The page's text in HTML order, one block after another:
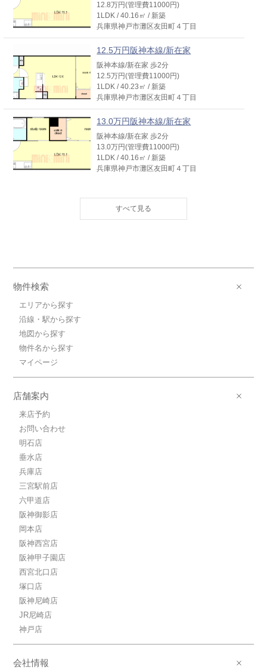
12.8万円(管理費11000円)
1LDK / 40.16㎡ / 新築
兵庫県神戸市灘区友田町４丁目
12.5万円阪神本線/新在家
阪神本線/新在家 歩2分
12.5万円(管理費11000円)
1LDK / 40.23㎡ / 新築
兵庫県神戸市灘区友田町４丁目
13.0万円阪神本線/新在家
阪神本線/新在家 歩2分
13.0万円(管理費11000円)
1LDK / 40.16㎡ / 新築
兵庫県神戸市灘区友田町４丁目
阪神本線/新在家 歩2分
13.0万円(管理費11000円)
物件検索
エリアから探す
沿線・駅から探す
地図から探す
物件名から探す
マイページ
店舗案内
来店予約
お問い合わせ
明石店
垂水店
兵庫店
三宮駅前店
六甲道店
阪神御影店
岡本店
阪神西宮店
阪神甲子園店
西宮北口店
塚口店
阪神尼崎店
JR尼崎店
神戸店
会社情報